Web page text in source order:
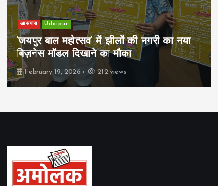
आसपास Udaipur
‘जयपुर बाल महोत्सव’ में झीलों की नगरी का नया
बिज़नेस मॉडल दिखाने का मौका
February 19, 2026 212 views